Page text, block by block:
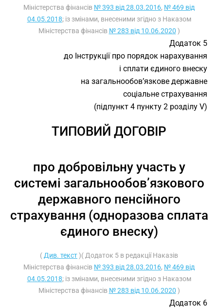
Міністерства фінансів № 393 від 28.03.2016, № 469 від
04.05.2018; із змінами, внесеними згідно з Наказом
Міністерства фінансів № 283 від 10.06.2020 )
Додаток 5
до Інструкції про порядок нарахування
і сплати єдиного внеску
на загальнообов’язкове державне
соціальне страхування
(підпункт 4 пункту 2 розділу V)
ТИПОВИЙ ДОГОВІР
про добровільну участь у
системі загальнообов’язкового
державного пенсійного
страхування (одноразова сплата
єдиного внеску)
( Див. текст)( Додаток 5 в редакції Наказів
Міністерства фінансів № 393 від 28.03.2016, № 469 від
04.05.2018; із змінами, внесеними згідно з Наказом
Міністерства фінансів № 283 від 10.06.2020 )
Додаток 6